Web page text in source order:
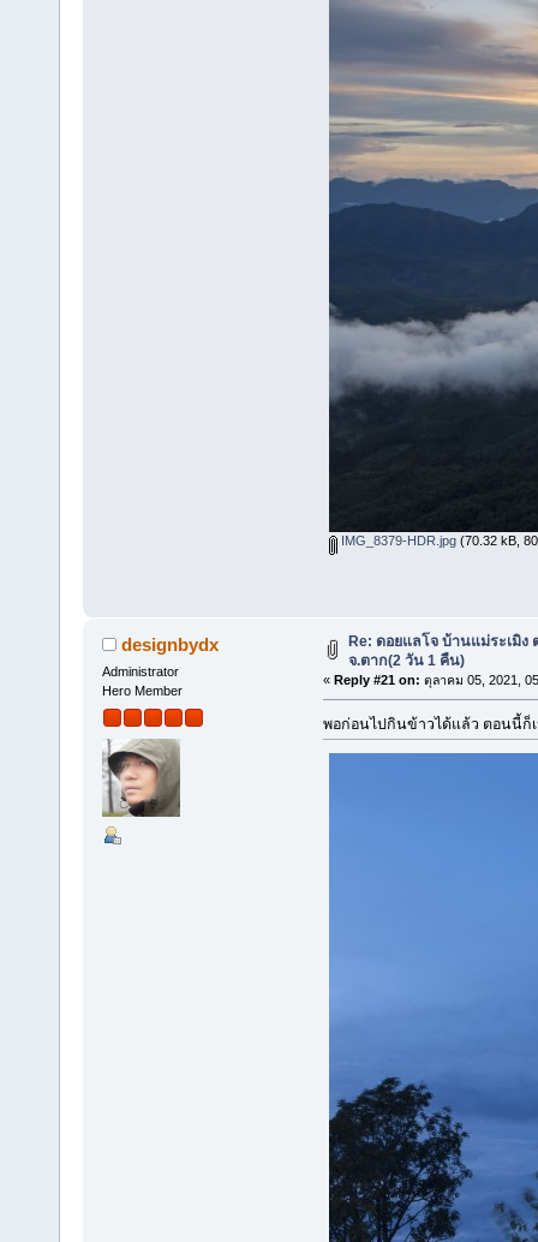
IMG_8379-HDR.jpg(70.32 kB,
designbydx
Administrator
Hero Member
Re: ดอยแลโจ บ้านแม่ระเมิง
จ.ตาก(2 วัน 1 คืน)
« Reply #21 on: ตุลาคม 05, 2021,
พอก่อนไปกินข้าวได้แล้ว ตอนนี้ก็